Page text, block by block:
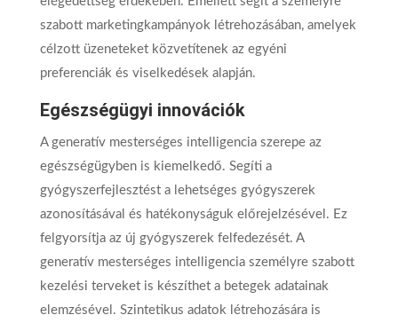
szabott marketingkampányok létrehozásában, amelyek
célzott üzeneteket közvetítenek az egyéni
preferenciák és viselkedések alapján.
Egészségügyi innovációk
A generatív mesterséges intelligencia szerepe az
egészségügyben is kiemelkedő. Segíti a
gyógyszerfejlesztést a lehetséges gyógyszerek
azonosításával és hatékonyságuk előrejelzésével. Ez
felgyorsítja az új gyógyszerek felfedezését. A
generatív mesterséges intelligencia személyre szabott
kezelési terveket is készíthet a betegek adatainak
elemzésével. Szintetikus adatok létrehozására is